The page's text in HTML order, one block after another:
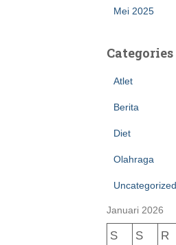
Mei 2025
Categories
Atlet
Berita
Diet
Olahraga
Uncategorized
Januari 2026
S S R